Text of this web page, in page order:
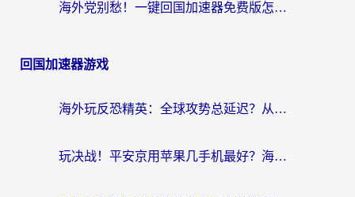
海外党别愁！一键回国加速器免费版怎么选？从踩坑到流畅访问的全攻略
回国加速器游戏
海外玩反恐精英：全球攻势总延迟？从瑞典玩神武4到外国玩黎明觉醒，选对加速器才是关键！
玩决战！平安京用苹果几手机最好？海外党必看的设备+加速器双攻略